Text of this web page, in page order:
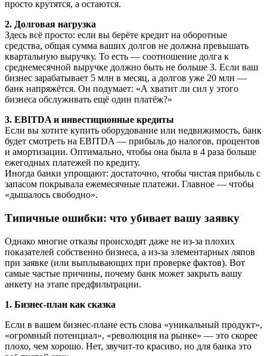
просто крутятся, а остаются.
2. Долговая нагрузка
Здесь всё просто: если вы берёте кредит на оборотные
средства, общая сумма ваших долгов не должна превышать
квартальную выручку. То есть — соотношение долга к
среднемесячной выручке должно быть не больше 3. Если ваш
бизнес зарабатывает 5 млн в месяц, а долгов уже 20 млн —
банк напряжётся. Он подумает: «А хватит ли сил у этого
бизнеса обслуживать ещё один платёж?»
3. EBITDA и инвестиционные кредиты
Если вы хотите купить оборудование или недвижимость, банк
будет смотреть на EBITDA — прибыль до налогов, процентов
и амортизации. Оптимально, чтобы она была в 4 раза больше
ежегодных платежей по кредиту.
Иногда банки упрощают: достаточно, чтобы чистая прибыль с
запасом покрывала ежемесячные платежи. Главное — чтобы
«дышалось свободно».
Типичные ошибки: что убивает вашу заявку
Однако многие отказы происходят даже не из-за плохих
показателей собственно бизнеса, а из-за элементарных ляпов
при заявке (или выплывающих при проверке фактов). Вот
самые частые причины, почему банк может закрыть вашу
анкету на этапе предфильтрации.
1. Бизнес-план как сказка
Если в вашем бизнес-плане есть слова «уникальный продукт»,
«огромный потенциал», «революция на рынке» — это скорее
плохо, чем хорошо. Нет, звучит-то красиво, но для банка это